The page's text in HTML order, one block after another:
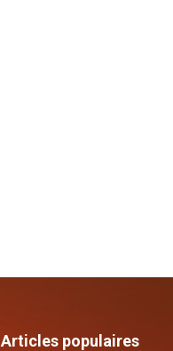
Articles populaires